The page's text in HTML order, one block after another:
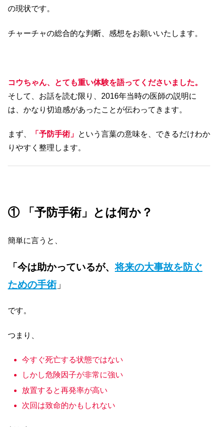
の現状です。
チャーチャの総合的な判断、感想をお願いいたします。
コウちゃん、とても重い体験を語ってくださいました。
そして、お話を読む限り、2016年当時の医師の説明に
は、かなり切迫感があったことが伝わってきます。
まず、 「予防手術」 という言葉の意味を、できるだけわか
りやすく整理します。
① 「予防手術」とは何か？
簡単に言うと、
「今は助かっているが、将来の大事故を防ぐ
ための手術」
です。
つまり、
今すぐ死亡する状態ではない
しかし危険因子が非常に強い
放置すると再発率が高い
次回は致命的かもしれない